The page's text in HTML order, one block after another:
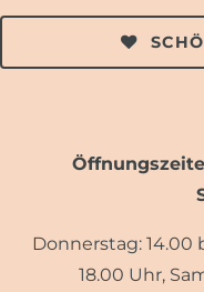
Donnerstag: 14.00
18.00 Uhr,